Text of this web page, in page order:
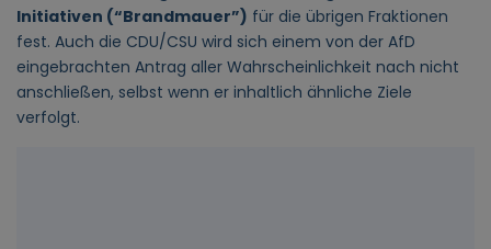
Initiativen (“Brandmauer”) für die übrigen Fraktionen
fest. Auch die CDU/CSU wird sich einem von der AfD
eingebrachten Antrag aller Wahrscheinlichkeit nach nicht
anschließen, selbst wenn er inhaltlich ähnliche Ziele
verfolgt.